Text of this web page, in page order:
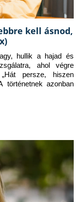
kell ásnod,
hullik a hajad és
ahol végre
persze, hiszen
történetnek azonban